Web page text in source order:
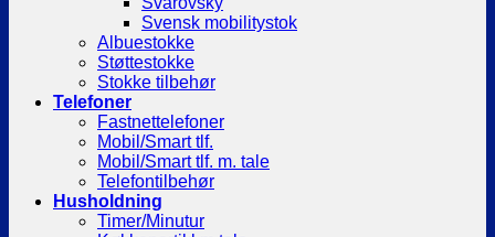
Svensk mobilitystok
Albuestokke
Støttestokke
Stokke tilbehør
Telefoner
Fastnettelefoner
Mobil/Smart tlf.
Mobil/Smart tlf. m. tale
Telefontilbehør
Husholdning
Timer/Minutur